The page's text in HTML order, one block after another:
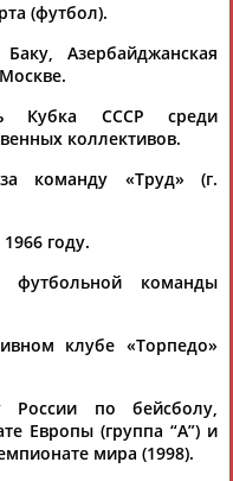
Юлия
АБАЛАКИНА
АБАШИДЗЕ
(футбол).
Азербайджанская
Кубка СССР среди
коллективов.
команду «Труд» (г.
году.
футбольной команды
клубе «Торпедо»
России по бейсболу,
Европы (группа “А”) и
мира (1998).